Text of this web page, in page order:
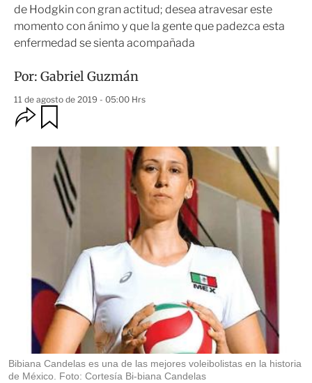
de Hodgkin con gran actitud; desea atravesar este
momento con ánimo y que la gente que padezca esta
enfermedad se sienta acompañada
Por: Gabriel Guzmán
11 de agosto de 2019 - 05:00 Hrs
O
p
i
p
a
i
r
r
d
a
r
Bibiana Candelas es una de las mejores voleibolistas en la historia
de México. Foto: Cortesía Bi-biana Candelas